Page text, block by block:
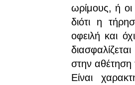
ωρίμους, ή
διότι η
οφειλή και
στην
Είναι